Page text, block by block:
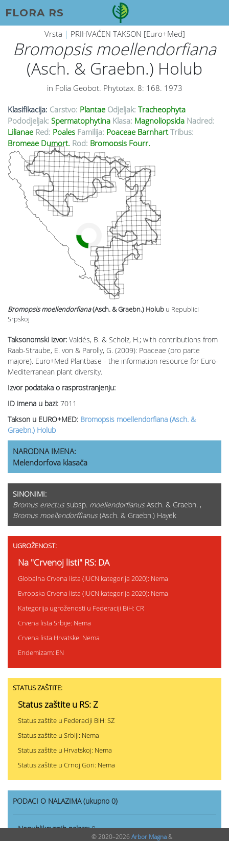
FLORA RS
Vrsta | PRIHVAĆEN TAKSON [Euro+Med]
Bromopsis moellendorfiana
(Asch. & Graebn.) Holub
in Folia Geobot. Phytotax. 8: 168. 1973
Klasifikacija: Carstvo: Plantae Odjeljak: Tracheophyta
Pododjeljak: Spermatophytina Klasa: Magnoliopsida Nadred:
Lilianae Red: Poales Familija: Poaceae BarnhartTribus:
Bromeae Dumort. Rod: Bromopsis Fourr.
Taksonomski izvor: Valdés, B. & Scholz, H.; with contributions from
Raab-Straube, E. von & Parolly, G. (2009): Poaceae (pro parte
majore). Euro+Med Plantbase - the information resource for Euro-
Mediterranean plant diversity.
Izvor podataka o rasprostranjenju:
ID imena u bazi: 7011
Takson u EURO+MED: Bromopsis moellendorfiana (Asch. &
Graebn.) Holub
Bromopsis moellendorfiana(Asch. & Graebn.) Holub u Republici
Srpskoj
NARODNA IMENA:
Melendorfova klasača
SINONIMI:
Bromus erectus subsp. moellendorfianus Asch. & Graebn. ,
Bromus moellendorffianus (Asch. & Graebn.) Hayek
UGROŽENOST:
Na "Crvenoj listi" RS: DA
Globalna Crvena lista (IUCN kategorija 2020): Nema
Evropska Crvena lista (IUCN kategorija 2020): Nema
Kategorija ugroženosti u Federaciji BiH: CR
Crvena lista Srbije: Nema
Crvena lista Hrvatske: Nema
Endemizam: EN
STATUS ZAŠTITE:
Status zaštite u RS: Z
Status zaštite u Federaciji BiH: SZ
Status zaštite u Srbiji: Nema
Status zaštite u Hrvatskoj: Nema
Status zaštite u Crnoj Gori: Nema
PODACI O NALAZIMA (ukupno 0)
Nepublikovanih nalaza:0
© 2020–2026 Arbor Magna&